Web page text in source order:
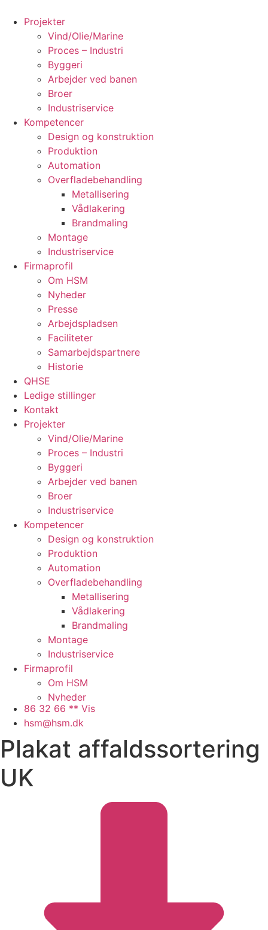
Projekter
Vind/Olie/Marine
Proces – Industri
Byggeri
Arbejder ved banen
Broer
Industriservice
Kompetencer
Design og konstruktion
Produktion
Automation
Overfladebehandling
Metallisering
Vådlakering
Brandmaling
Montage
Industriservice
Firmaprofil
Om HSM
Nyheder
Presse
Arbejdspladsen
Faciliteter
Samarbejdspartnere
Historie
QHSE
Ledige stillinger
Kontakt
Projekter
Vind/Olie/Marine
Proces – Industri
Byggeri
Arbejder ved banen
Broer
Industriservice
Kompetencer
Design og konstruktion
Produktion
Automation
Overfladebehandling
Metallisering
Vådlakering
Brandmaling
Montage
Industriservice
Firmaprofil
Om HSM
Nyheder
Presse
Arbejdspladsen
Faciliteter
Samarbejdspartnere
QHSE
86 32 66 ** Vis
hsm@hsm.dk
Plakat affaldssortering
UK